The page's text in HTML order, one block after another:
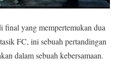
final yang mempertemukan dua
FC, ini sebuah pertandingan
dalam sebuah kebersamaan.